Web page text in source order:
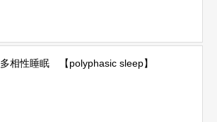
多相性睡眠 【polyphasic sleep】